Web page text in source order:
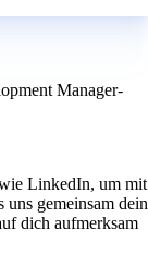
Manager-
LinkedIn, um mit
gemeinsam dein
dich aufmerksam